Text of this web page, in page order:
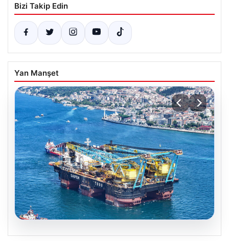
Bizi Takip Edin
Yan Manşet